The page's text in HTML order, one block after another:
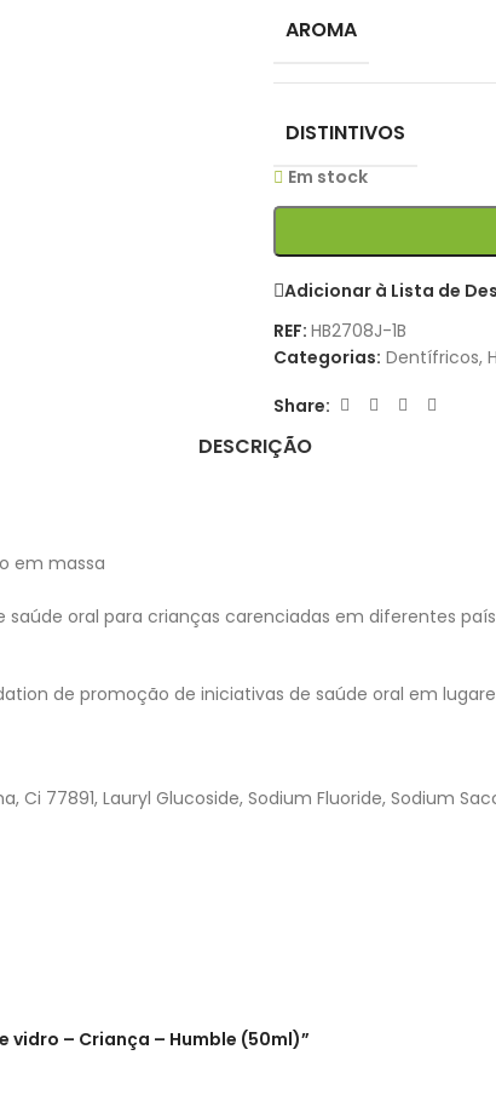
AROMA
DISTINTIVOS
Em stock
Adicionar à Lista de
REF: HB2708J-1B
Categorias: Dentífricos,
Share:
DESCRIÇÃO
em massa
oral para crianças carenciadas em diferentes
de promoção de iniciativas de saúde oral em
Ci 77891, Lauryl Glucoside, Sodium Fluoride, Sodium
– Criança – Humble (50ml)”